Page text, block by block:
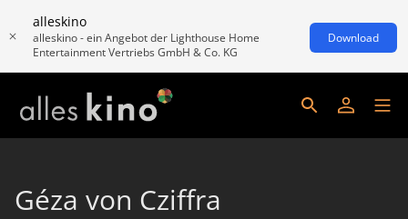
alleskino
alleskino - ein Angebot der Lighthouse Home
Entertainment Vertriebs GmbH & Co. KG
Download
Géza von Cziffra